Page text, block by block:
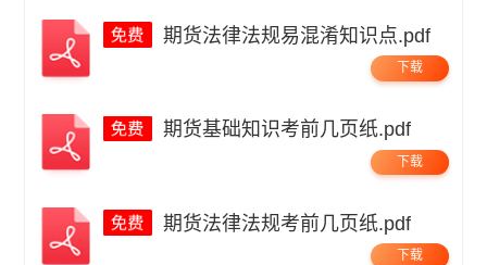
期货法律法规易混淆知识点.pdf
下载
期货基础知识考前几页纸.pdf
下载
期货法律法规考前几页纸.pdf
下载